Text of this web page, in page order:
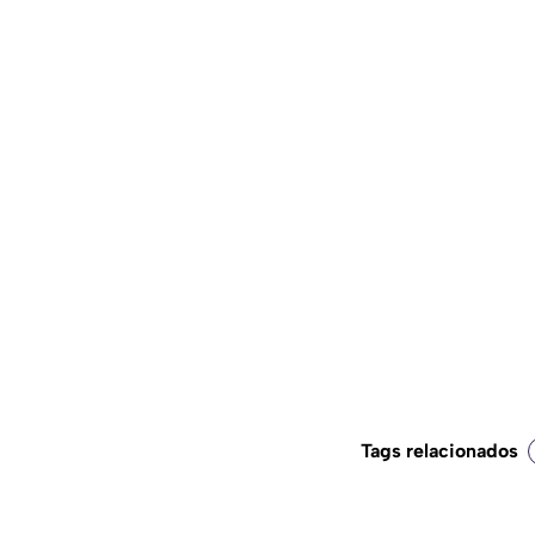
Tags relacionados